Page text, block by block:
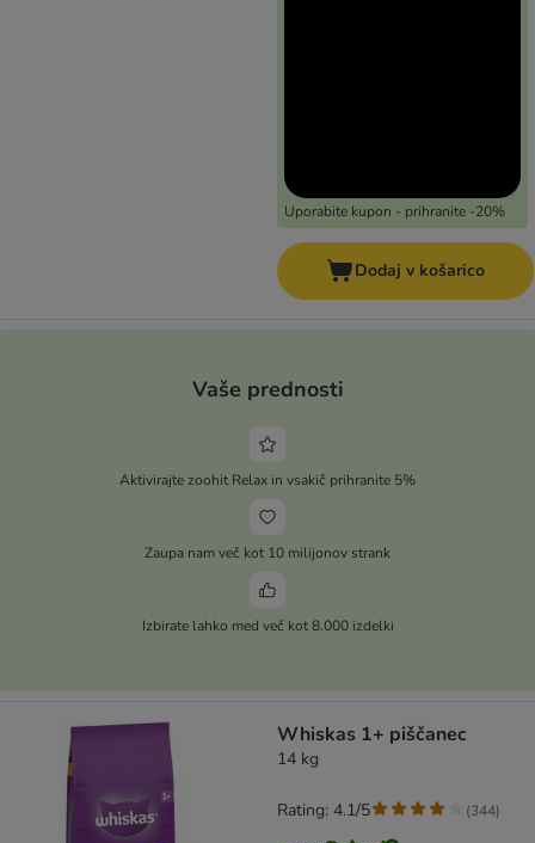
Uporabite kupon - prihranite -20%
Dodaj v košarico
Vaše prednosti
Aktivirajte zoohit Relax in vsakič prihranite 5%
Zaupa nam več kot 10 milijonov strank
Izbirate lahko med več kot 8.000 izdelki
Whiskas 1+ piščanec
14 kg
Rating: 4.1/5 (344)